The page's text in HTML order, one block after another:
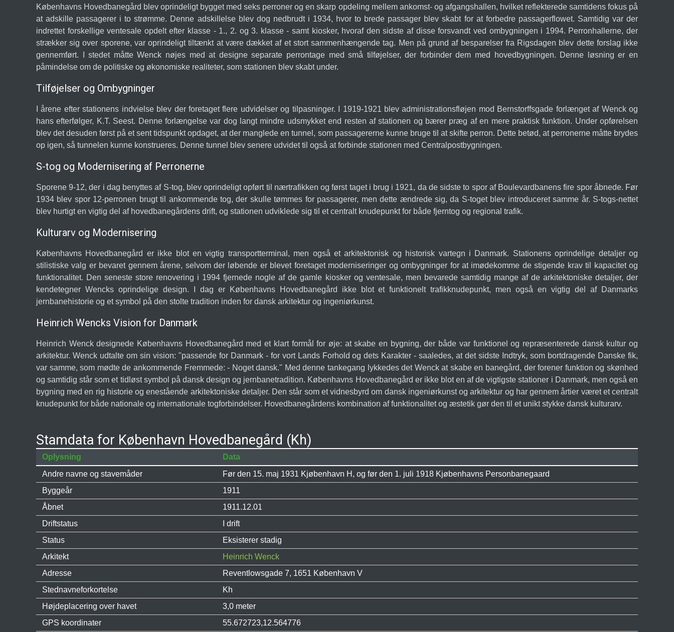
Københavns Hovedbanegård blev oprindeligt bygget med seks perroner og en skarp opdeling mellem ankomst- og afgangshallen, hvilket reflekterede samtidens fokus på
at adskille passagerer i to strømme. Denne adskillelse blev dog nedbrudt i 1934, hvor to brede passager blev skabt for at forbedre passagerflowet. Samtidig var der
indrettet forskellige ventesale opdelt efter klasse - 1., 2. og 3. klasse - samt kiosker, hvoraf den sidste af disse forsvandt ved ombygningen i 1994. Perronhallerne, der
strækker sig over sporene, var oprindeligt tiltænkt at være dækket af et stort sammenhængende tag. Men på grund af besparelser fra Rigsdagen blev dette forslag ikke
gennemført. I stedet måtte Wenck nøjes med at designe separate perrontage med små tilføjelser, der forbinder dem med hovedbygningen. Denne løsning er en
påmindelse om de politiske og økonomiske realiteter, som stationen blev skabt under.
Tilføjelser og Ombygninger
I årene efter stationens indvielse blev der foretaget flere udvidelser og tilpasninger. I 1919-1921 blev administrationsfløjen mod Bernstorffsgade forlænget af Wenck og
hans efterfølger, K.T. Seest. Denne forlængelse var dog langt mindre udsmykket end resten af stationen og bærer præg af en mere praktisk funktion. Under opførelsen
blev det desuden først på et sent tidspunkt opdaget, at der manglede en tunnel, som passagererne kunne bruge til at skifte perron. Dette betød, at perronerne måtte brydes
op igen, så tunnelen kunne konstrueres. Denne tunnel blev senere udvidet til også at forbinde stationen med Centralpostbygningen.
S-tog og Modernisering af Perronerne
Sporene 9-12, der i dag benyttes af S-tog, blev oprindeligt opført til nærtrafikken og først taget i brug i 1921, da de sidste to spor af Boulevardbanens fire spor åbnede. Før
1934 blev spor 12-perronen brugt til ankommende tog, der skulle tømmes for passagerer, men dette ændrede sig, da S-toget blev introduceret samme år. S-togs-nettet
blev hurtigt en vigtig del af hovedbanegårdens drift, og stationen udviklede sig til et centralt knudepunkt for både fjerntog og regional trafik.
Kulturarv og Modernisering
Københavns Hovedbanegård er ikke blot en vigtig transportterminal, men også et arkitektonisk og historisk vartegn i Danmark. Stationens oprindelige detaljer og
stilistiske valg er bevaret gennem årene, selvom der løbende er blevet foretaget moderniseringer og ombygninger for at imødekomme de stigende krav til kapacitet og
funktionalitet. Den seneste store renovering i 1994 fjernede nogle af de gamle kiosker og ventesale, men bevarede samtidig mange af de arkitektoniske detaljer, der
kendetegner Wencks oprindelige design. I dag er Københavns Hovedbanegård ikke blot et funktionelt trafikknudepunkt, men også en vigtig del af Danmarks
jernbanehistorie og et symbol på den stolte tradition inden for dansk arkitektur og ingeniørkunst.
Heinrich Wencks Vision for Danmark
Heinrich Wenck designede Københavns Hovedbanegård med et klart formål for øje: at skabe en bygning, der både var funktionel og repræsenterede dansk kultur og
arkitektur. Wenck udtalte om sin vision: "passende for Danmark - for vort Lands Forhold og dets Karakter - saaledes, at det sidste Indtryk, som bortdragende Danske fik,
var samme, som mødte de ankommende Fremmede: - Noget dansk." Med denne tankegang lykkedes det Wenck at skabe en banegård, der forener funktion og skønhed
og samtidig står som et tidløst symbol på dansk design og jernbanetradition. Københavns Hovedbanegård er ikke blot en af de vigtigste stationer i Danmark, men også en
bygning med en rig historie og enestående arkitektoniske detaljer. Den står som et vidnesbyrd om dansk ingeniørkunst og arkitektur og har gennem årtier været et centralt
knudepunkt for både nationale og internationale togforbindelser. Hovedbanegårdens kombination af funktionalitet og æstetik gør den til et unikt stykke dansk kulturarv.
Stamdata for København Hovedbanegård (Kh)
Oplysning
Data
Andre navne og stavemåder
Før den 15. maj 1931 Kjøbenhavn H, og før den 1. juli 1918 Kjøbenhavns Personbanegaard
Byggeår
1911
Åbnet
1911.12.01
Driftstatus
I drift
Status
Eksisterer stadig
Arkitekt
Heinrich Wenck
Adresse
Reventlowsgade 7, 1651 København V
Stednavneforkortelse
Kh
Højdeplacering over havet
3,0 meter
GPS koordinater
55.672723,12.564776